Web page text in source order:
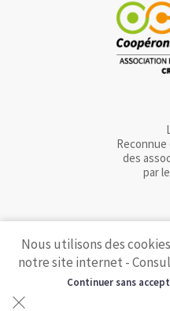
des
par
Nous utilisons des
notre site internet -
Continuer sans